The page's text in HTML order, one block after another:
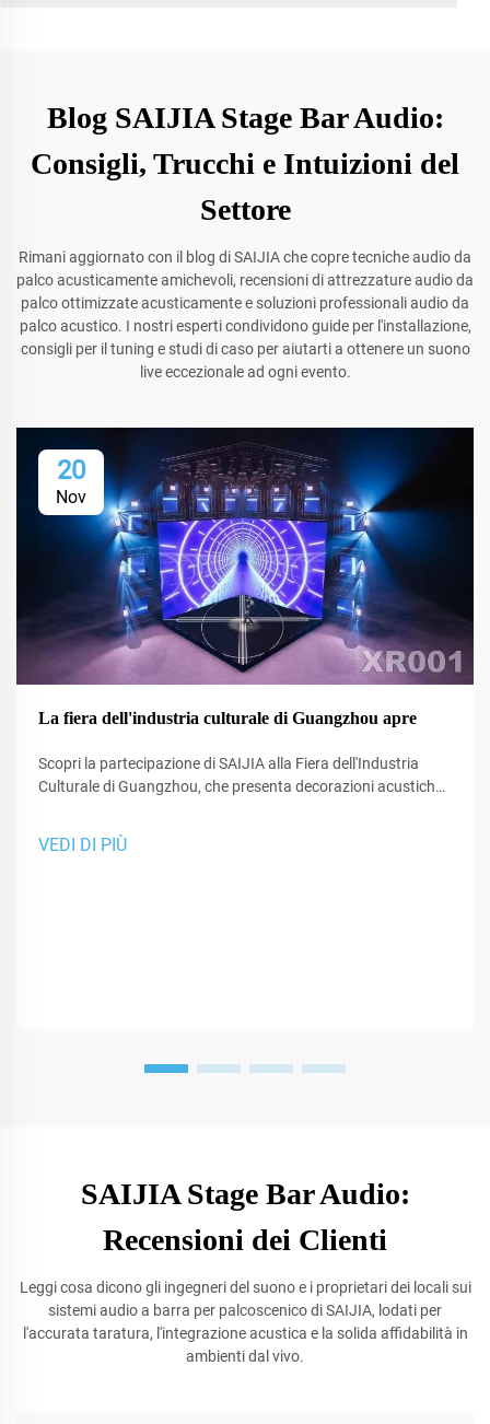
Blog SAIJIA Stage Bar Audio:
Consigli, Trucchi e Intuizioni del
Settore
Rimani aggiornato con il blog di SAIJIA che copre tecniche audio da
palco acusticamente amichevoli, recensioni di attrezzature audio da
palco ottimizzate acusticamente e soluzioni professionali audio da
palco acustico. I nostri esperti condividono guide per l'installazione,
consigli per il tuning e studi di caso per aiutarti a ottenere un suono
live eccezionale ad ogni evento.
20
Nov
La fiera dell'industria culturale di Guangzhou apre
Scopri la partecipazione di SAIJIA alla Fiera dell'Industria
Culturale di Guangzhou, che presenta decorazioni acustiche
performance.
VEDI DI PIÙ
SAIJIA Stage Bar Audio:
Recensioni dei Clienti
Leggi cosa dicono gli ingegneri del suono e i proprietari dei locali sui
sistemi audio a barra per palcoscenico di SAIJIA, lodati per
l'accurata taratura, l'integrazione acustica e la solida affidabilità in
ambienti dal vivo.